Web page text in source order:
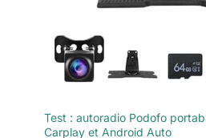
Test : autoradio Podofo
Carplay et Android Auto